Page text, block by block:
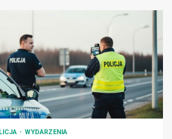
WYDARZENIA